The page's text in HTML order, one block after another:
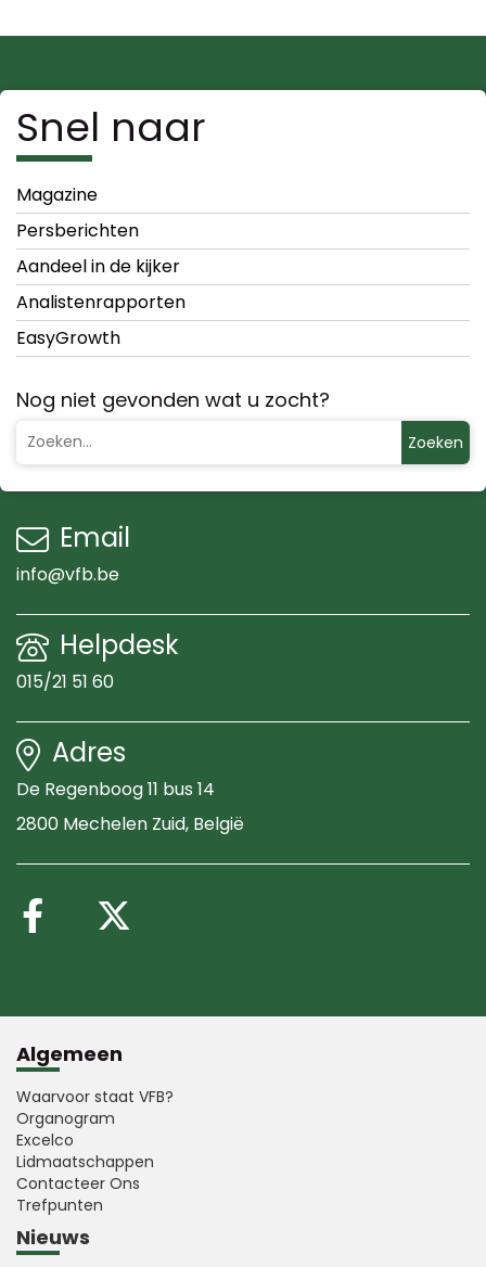
Snel naar
Magazine
Persberichten
Aandeel in de kijker
Analistenrapporten
EasyGrowth
Nog niet gevonden wat u zocht?
Zoeken
Email
info@vfb.be
Helpdesk
015/21 51 60
Adres
De Regenboog 11 bus 14
2800 Mechelen Zuid, België
Volg ons op Facebook
Algemeen
Waarvoor staat VFB?
Organogram
Excelco
Lidmaatschappen
Contacteer Ons
Trefpunten
Nieuws